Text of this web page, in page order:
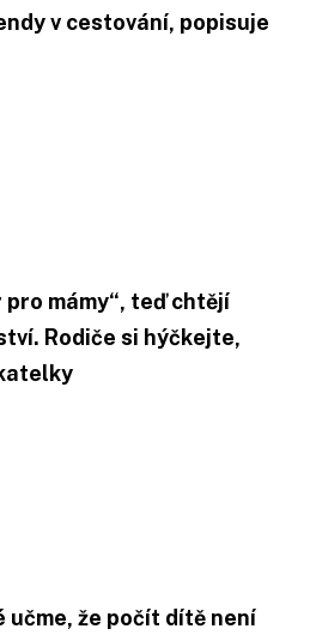
v cestování, popisuje
mámy“, teď chtějí
Rodiče si hýčkejte,
učme, že počít dítě není